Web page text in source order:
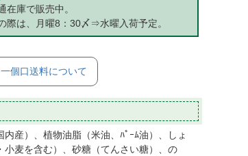
在庫で販売中。
際は、月曜8：30〆⇒水曜入荷予定。
個口送料について
内産）、植物油脂（米油、ﾊﾟｰﾑ油）、しょ
小麦を含む）、砂糖（てんさい糖）、の